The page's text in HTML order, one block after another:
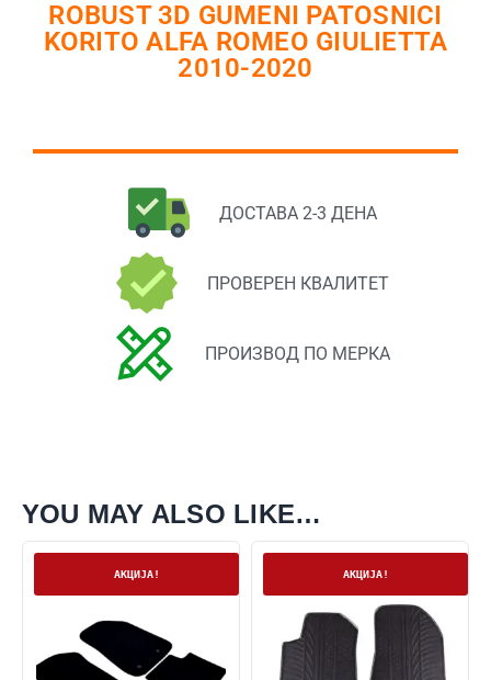
ROBUST 3D GUMENI PATOSNICI
KORITO ALFA ROMEO GIULIETTA
2010-2020
ДОСТАВА 2-3 ДЕНА
ПРОВЕРЕН КВАЛИТЕТ
ПРОИЗВОД ПО МЕРКА
YOU MAY ALSO LIKE…
АКЦИЈА! АКЦИЈА!